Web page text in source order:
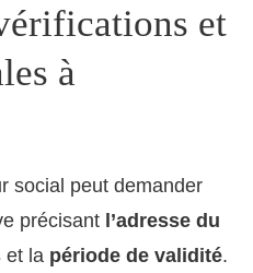
et
à
social peut demander
précisant l’adresse du
et la période de validité.